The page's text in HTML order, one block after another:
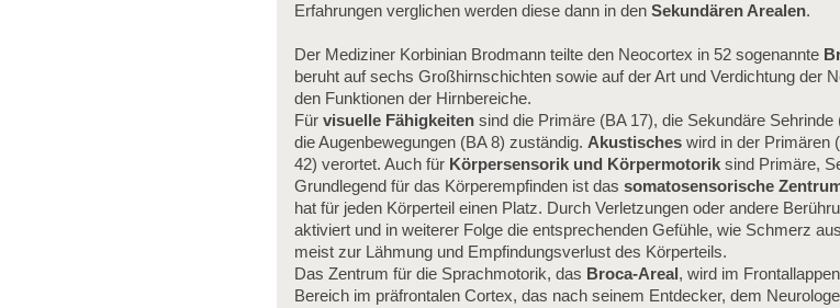
Erfahrungen verglichen werden diese dann in den Sekundären Arealen.
Der Mediziner Korbinian Brodmann teilte den Neocortex in 52 sogenannte
beruht auf sechs Großhirnschichten sowie auf der Art und Verdichtung der
den Funktionen der Hirnbereiche.
Für visuelle Fähigkeitensind die Primäre (BA 17), die Sekundäre
die Augenbewegungen (BA 8) zuständig. Akustischeswird in der Primären
42) verortet. Auch für Körpersensorik und Körpermotoriksind Primäre,
Grundlegend für das Körperempfinden ist das somatosensorische
hat für jeden Körperteil einen Platz. Durch Verletzungen oder andere
aktiviert und in weiterer Folge die entsprechenden Gefühle, wie Schmerz
meist zur Lähmung und Empfindungsverlust des Körperteils.
Das Zentrum für die Sprachmotorik, das Broca-Areal , wird im
Bereich im präfrontalen Cortex, das nach seinem Entdecker, dem